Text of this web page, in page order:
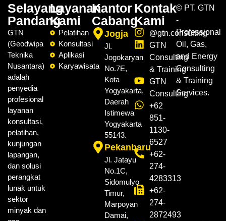
Selayang
Pandang
GTN
(Geodwipa
Teknika
Nusantara)
adalah
penyedia
profesional
layanan
konsultasi,
pelatihan,
kunjungan
lapangan,
dan solusi
perangkat
lunak untuk
sektor
minyak dan
Layanan
Kami
Pelatihan
Konsultasi
Aplikasi
Karyawisata
Kantor
Cabang
Jogja
Jl.
Jogokaryan
No.7E,
Kota
Yogyakarta,
Daerah
Istimewa
Yogyakarta
55143.
Pekanbaru
Jl. Jatayu
No.1C,
Sidomulyo
Timur,
Marpoyan
Damai,
Kontak
Kami
@gtn.consulting
GTN
Consulting
& Training
GTN
Consulting
+62
851-
1130-
6527
+62-
274-
4283313
+62-
274-
2872493
© PT. GTN
-
Professional
Oil, Gas,
and Energy
Consulting
& Training
Services.